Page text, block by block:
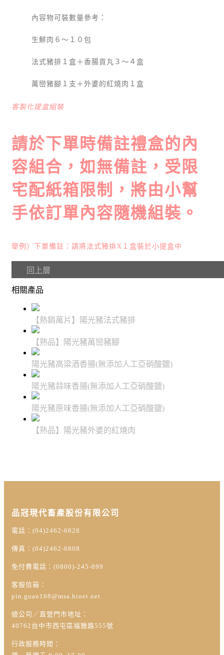
內容物可裝數量參考：
生鮮肉６～１０包
法式豬排１盒＋香腸貢丸３～４盒
萬巒豬腳１支＋外婆的紅燒肉１盒
客製化提盒組裝
請於下單時備註禮盒的內
容組合，如無備註，受限
宅配紙箱限制，將由小幫
手依訂單內容隨機組裝。
舉例）下單備註：請將法式豬排X１盒裝於小提盒中
回上層
相關產品
【熱銷萬片】陽光豬法式豬排
【熟品】陽光豬萬巒豬腳
陽光豬高粱酒香腸(無添加人工亞硝酸鹽)
陽光豬蒜味香腸(無添加人工亞硝酸鹽)
陽光豬原味香腸(無添加人工亞硝酸鹽)
【熟品】陽光豬外婆的紅燒肉
品冠現代畜產股份有限公司
電話：(04)2462-6828
傳真：(04)2462-6808
免付費電話：(0800)-245-899
客服信箱：
pin.guan168@msa.hinet.net
總公司／直營門市地址：
40762台中市西屯區福雅路555號
行政服務時間：